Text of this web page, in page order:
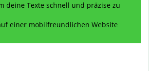
deine Texte schnell und präzise zu
einer mobilfreundlichen Website